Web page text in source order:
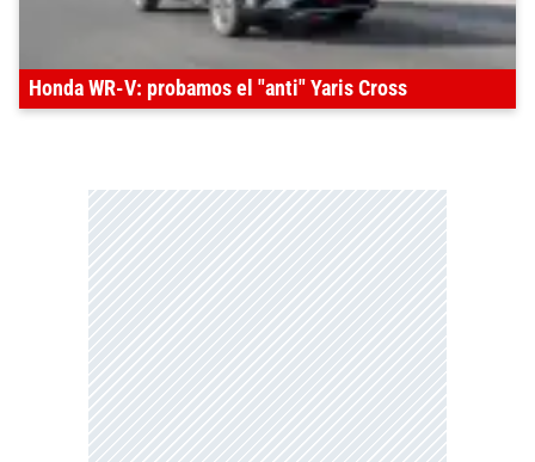
Honda WR-V: probamos el "anti" Yaris Cross